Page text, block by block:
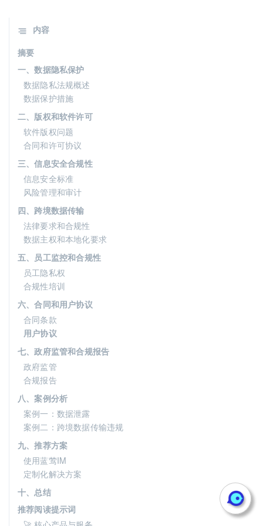
内容
摘要
一、数据隐私保护
数据隐私法规概述
数据保护措施
二、版权和软件许可
软件版权问题
合同和许可协议
三、信息安全合规性
信息安全标准
风险管理和审计
四、跨境数据传输
法律要求和合规性
数据主权和本地化要求
五、员工监控和合规性
员工隐私权
合规性培训
六、合同和用户协议
合同条款
用户协议
七、政府监管和合规报告
政府监管
合规报告
八、案例分析
案例一：数据泄露
案例二：跨境数据传输违规
九、推荐方案
使用蓝莺IM
定制化解决方案
十、总结
推荐阅读提示词